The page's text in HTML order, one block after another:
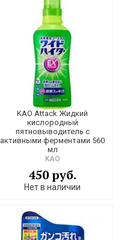
KAO Attack Жидкий
кислородный
пятновыводитель с
активными ферментами 560
мл
KAO
450 руб.
Нет в наличии